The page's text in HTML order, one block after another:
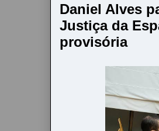
Daniel Alves
Justiça da
provisória